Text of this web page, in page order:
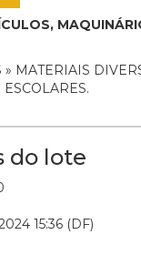
» MATERIAIS
do lote
15:36 (DF)